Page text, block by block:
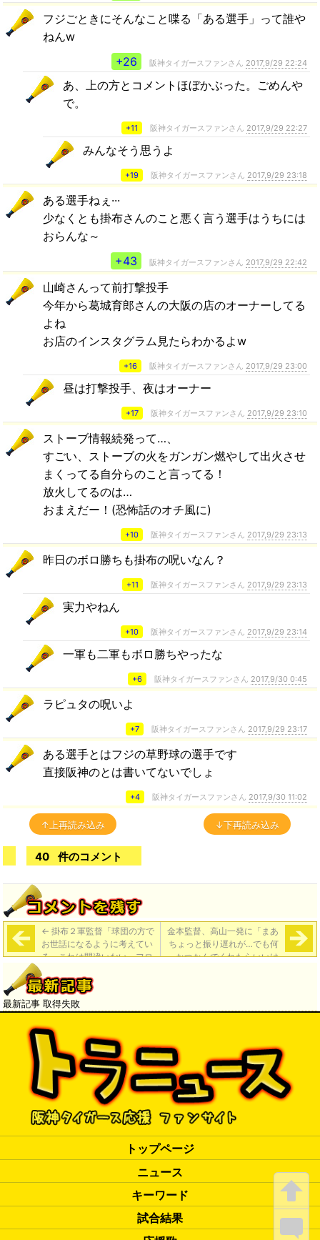
フジごときにそんなこと喋る「ある選手」って誰や
ねんw
+26
阪神タイガースファンさん 2017,9/29 22:24
あ、上の方とコメントほぼかぶった。ごめんや
で。
+11 阪神タイガースファンさん 2017,9/29 22:27
みんなそう思うよ
+19 阪神タイガースファンさん 2017,9/29 23:18
ある選手ねぇ···
少なくとも掛布さんのこと悪く言う選手はうちには
おらんな～
+43
阪神タイガースファンさん 2017,9/29 22:42
山崎さんって前打撃投手
今年から葛城育郎さんの大阪の店のオーナーしてる
よね
お店のインスタグラム見たらわかるよw
+16 阪神タイガースファンさん 2017,9/29 23:00
昼は打撃投手、夜はオーナー
+17 阪神タイガースファンさん 2017,9/29 23:10
ストーブ情報続発って…、
すごい、ストーブの火をガンガン燃やして出火させ
まくってる自分らのこと言ってる！
放火してるのは…
おまえだー！(恐怖話のオチ風に)
+10 阪神タイガースファンさん 2017,9/29 23:13
昨日のボロ勝ちも掛布の呪いなん？
+11 阪神タイガースファンさん 2017,9/29 23:13
実力やねん
+10 阪神タイガースファンさん 2017,9/29 23:14
一軍も二軍もボロ勝ちやったな
+6 阪神タイガースファンさん 2017,9/30 0:45
ラピュタの呪いよ
+7 阪神タイガースファンさん 2017,9/29 23:17
ある選手とはフジの草野球の選手です
直接阪神のとは書いてないでしょ
+4 阪神タイガースファンさん 2017,9/30 11:02
↑上再読み込み ↓下再読み込み
40 件のコメント
← 掛布２軍監督「球団の方で
お世話になるように考えてい
る。これは間違いない。フロ
ントサイドから見える野球は
非常に興味がある」
金本監督、高山一発に「まあ
ちょっと振り遅れが…でも何
かつかんでくれたらいいけ
最新記事 取得失敗
トップページ
ニュース
キーワード
試合結果